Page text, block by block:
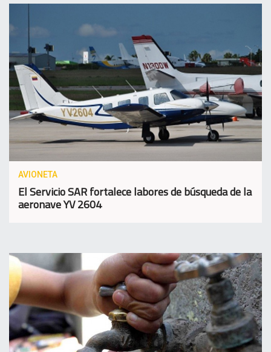
AVIONETA
El Servicio SAR fortalece labores de búsqueda de la
aeronave YV 2604